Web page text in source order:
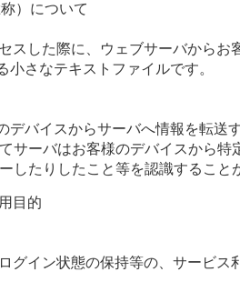
）について
スした際に、ウェブサーバから
さなテキストファイルです。
デバイスからサーバへ情報を転
サーバはお客様のデバイスから
したりしたこと等を認識すること
目的
イン状態の保持等の、サービス